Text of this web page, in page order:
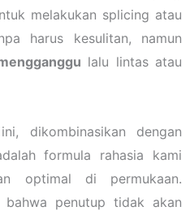
melakukan splicing atau
harus kesulitan, namun
lalu lintas atau
dikombinasikan dengan
formula rahasia kami
optimal di permukaan.
bahwa penutup tidak akan